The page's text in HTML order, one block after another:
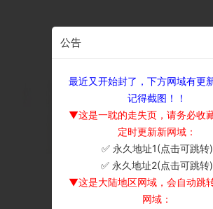
公告
最近又开始封了，下方网域有更
记得截图！！
▼这是一耽的走失页，请务必收
定时更新新网域：
✅ 永久地址1(点击可跳转)
✅ 永久地址2(点击可跳转)
▼这是大陆地区网域，会自动跳
网域：